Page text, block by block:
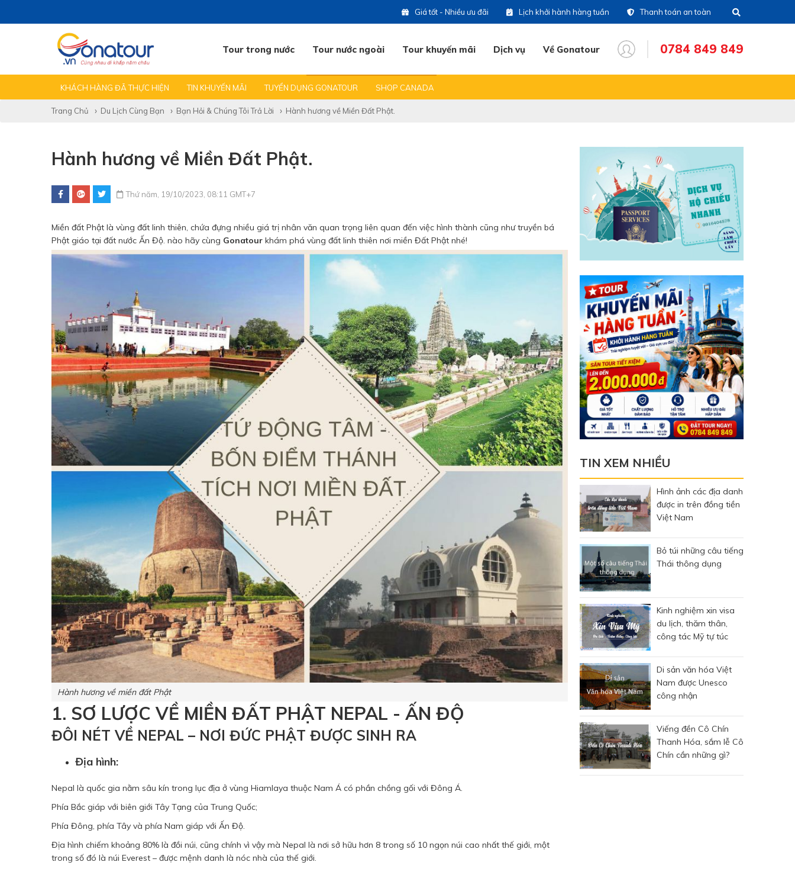
Giá tốt - Nhiều ưu đãi Lịch khởi hành hàng tuần Thanh toán an toàn
Tour trong nước Tour nước ngoài Tour khuyến mãi Dịch vụ Về Gonatour 0784 849 849
ngoài
Hotline tour trong nước
Hotine CSKH
Hotline tư vấn dịch vụ
0784 849 849
TẤT CẢ TIN TEAMBUILDING GALA
KHÁCH HÀNG ĐÃ THỰC HIỆN TIN KHUYẾN MÃI TUYỂN DỤNG GONATOUR SHOP CANADA
Trang Chủ Du Lịch Cùng Bạn Bạn Hỏi & Chúng Tôi Trả Lời Hành hương về Miền Đất Phật.
Hành hương về Miền Đất Phật.
Thứ năm, 19/10/2023, 08:11 GMT+7
Miền đất Phật là vùng đất linh thiên, chứa đựng nhiều giá trị nhân văn quan trọng liên quan đến việc hình thành cũng như truyền bá
Phật giáo tại đất nước Ấn Độ. nào hãy cùng Gonatour khám phá vùng đất linh thiên nơi miền Đất Phật nhé!
Hành hương về miền đất Phật
1. SƠ LƯỢC VỀ MIỀN ĐẤT PHẬT NEPAL - ẤN ĐỘ
ĐÔI NÉT VỀ NEPAL – NƠI ĐỨC PHẬT ĐƯỢC SINH RA
Địa hình:
Nepal là quốc gia nằm sâu kín trong lục địa ở vùng Hiamlaya thuộc Nam Á có phần chồng gối với Đông Á.
Phía Bắc giáp với biên giới Tây Tạng của Trung Quốc;
Phía Đông, phía Tây và phía Nam giáp với Ấn Độ.
Địa hình chiếm khoảng 80% là đồi núi, cũng chính vì vậy mà Nepal là nơi sở hữu hơn 8 trong số 10 ngọn núi cao nhất thế giới, một
trong số đó là núi Everest – được mệnh danh là nóc nhà của thế giới.
TIN XEM NHIỀU
Hình ảnh các địa danh
được in trên đồng tiền
Việt Nam
Bỏ túi những câu tiếng
Thái thông dụng
Kinh nghiệm xin visa
du lịch, thăm thân,
công tác Mỹ tự túc
Di sản văn hóa Việt
Nam được Unesco
công nhận
Viếng đền Cô Chín
Thanh Hóa, sắm lễ Cô
Chín cần những gì?